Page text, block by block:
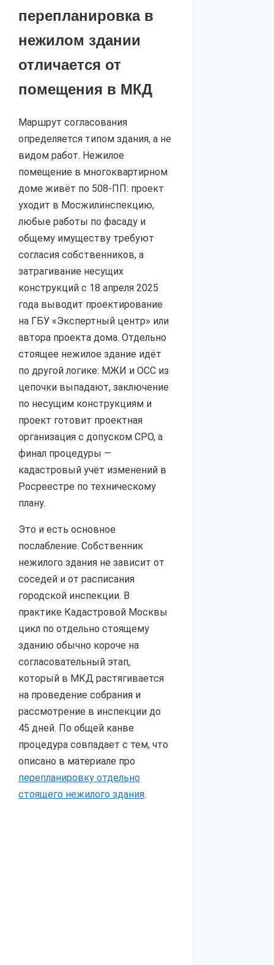
перепланировка в
нежилом здании
отличается от
помещения в МКД
Маршрут согласования
определяется типом здания, а не
видом работ. Нежилое
помещение в многоквартирном
доме живёт по 508-ПП: проект
уходит в Мосжилинспекцию,
любые работы по фасаду и
общему имуществу требуют
согласия собственников, а
затрагивание несущих
конструкций с 18 апреля 2025
года выводит проектирование
на ГБУ «Экспертный центр» или
автора проекта дома. Отдельно
стоящее нежилое здание идёт
по другой логике: МЖИ и ОСС из
цепочки выпадают, заключение
по несущим конструкциям и
проект готовит проектная
организация с допуском СРО, а
финал процедуры —
кадастровый учёт изменений в
Росреестре по техническому
плану.
Это и есть основное
послабление. Собственник
нежилого здания не зависит от
соседей и от расписания
городской инспекции. В
практике Кадастровой Москвы
цикл по отдельно стоящему
зданию обычно короче на
согласовательный этап,
который в МКД растягивается
на проведение собрания и
рассмотрение в инспекции до
45 дней. По общей канве
процедура совпадает с тем, что
описано в материале про
перепланировку отдельно
стоящего нежилого здания.